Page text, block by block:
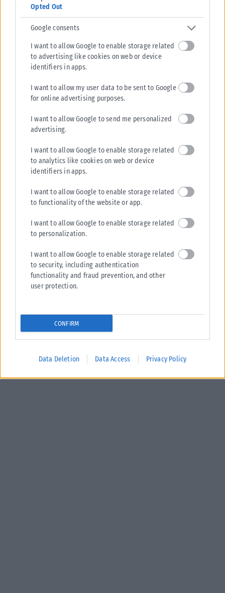
Opted Out
Google consents
I want to allow Google to enable storage related
to advertising like cookies on web or device
identifiers in apps.
I want to allow my user data to be sent to Google
for online advertising purposes.
I want to allow Google to send me personalized
advertising.
I want to allow Google to enable storage related
to analytics like cookies on web or device
identifiers in apps.
I want to allow Google to enable storage related
to functionality of the website or app.
I want to allow Google to enable storage related
to personalization.
I want to allow Google to enable storage related
to security, including authentication
functionality and fraud prevention, and other
user protection.
CONFIRM
Data Deletion Data Access Privacy Policy